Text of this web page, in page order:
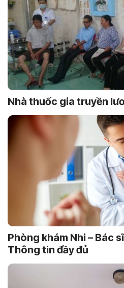
Nhà thuốc gia truyền
Phòng khám Nhi – Bác
Thông tin đầy đủ